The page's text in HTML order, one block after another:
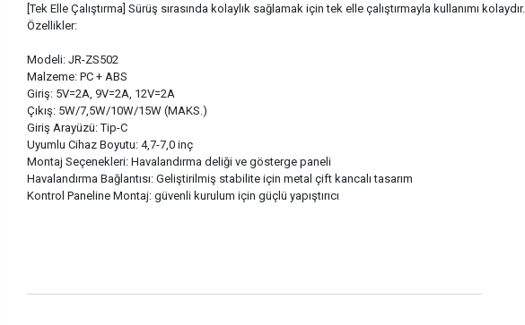
[Tek Elle Çalıştırma] Sürüş sırasında kolaylık sağlamak için tek elle çalıştırmayla kullanımı kolaydır.
Özellikler:
Modeli: JR-ZS502
Malzeme: PC + ABS
Giriş: 5V=2A, 9V=2A, 12V=2A
Çıkış: 5W/7,5W/10W/15W (MAKS.)
Giriş Arayüzü: Tip-C
Uyumlu Cihaz Boyutu: 4,7-7,0 inç
Montaj Seçenekleri: Havalandırma deliği ve gösterge paneli
Havalandırma Bağlantısı: Geliştirilmiş stabilite için metal çift kancalı tasarım
Kontrol Paneline Montaj: güvenli kurulum için güçlü yapıştırıcı